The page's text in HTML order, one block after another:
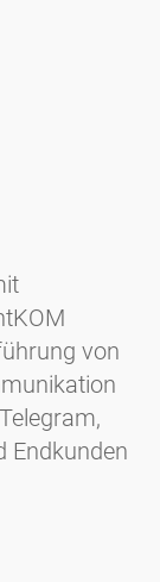
von
Endkunden